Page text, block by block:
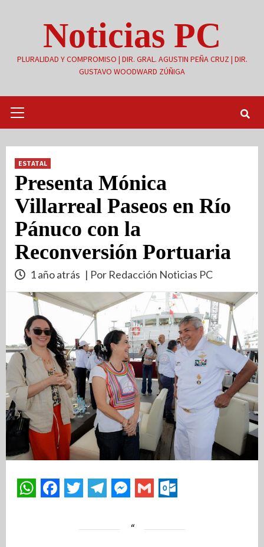
Noticias PC
PLURALIDAD Y COMPROMISO | DIR. GRAL. AGUSTIN PEÑA CRUZ | DIR.
GUSTAVO WOODWARD ZÚÑIGA
primario
ESTATAL
Presenta Mónica
Villarreal Paseos en Río
Pánuco con la
Reconversión Portuaria
1 año atrás | Por Redacción Noticias PC